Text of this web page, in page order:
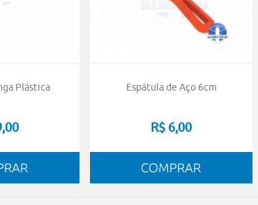
Plástica Espátula de Aço 6cm
R$ 6,00